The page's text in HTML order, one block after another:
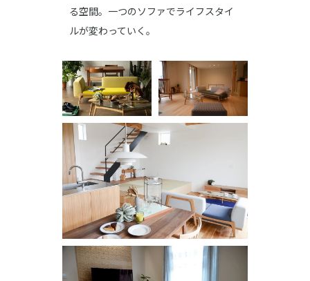
る空間。一つのソファでライフスタイ
ルが変わっていく。